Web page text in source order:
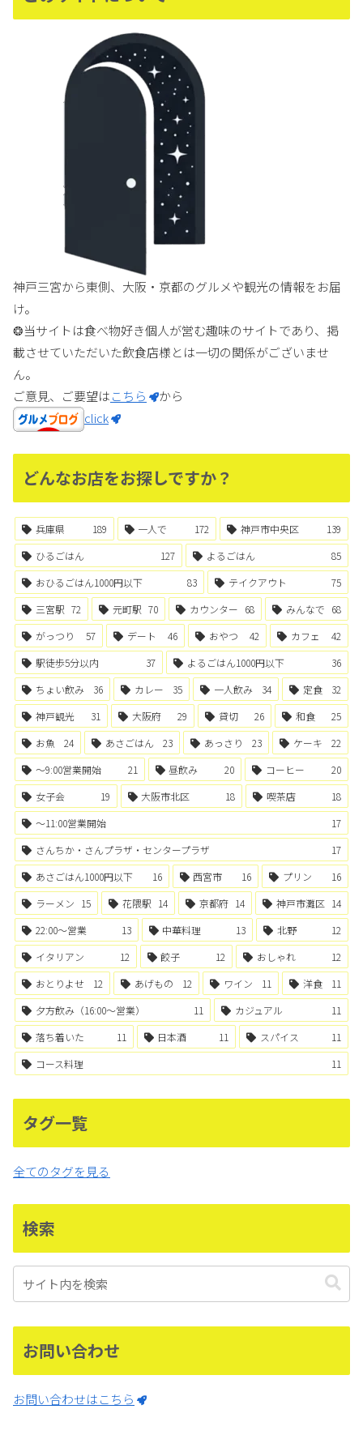
神戸三宮から東側、大阪・京都のグルメや観光の情報をお届
け。
❂当サイトは食べ物好き個人が営む趣味のサイトであり、掲
載させていただいた飲食店様とは一切の関係がございませ
ん。
ご意見、ご要望はこちら
から
click
どんなお店をお探しですか？
兵庫県 189 一人で 172 神戸市中央区
139
ひるごはん
127 よるごはん
85
おひるごはん1000円以下
83 テイクアウト
75
三宮駅 72 元町駅 70 カウンター 68 みんなで 68
がっつり
57 デート 46 おやつ 42 カフェ
42
駅徒歩5分以内
37 よるごはん1000円以下
36
ちょい飲み
36 カレー 35 一人飲み 34 定食
32
神戸観光
31 大阪府 29 貸切 26 和食
25
お魚
24 あさごはん 23 あっさり 23 ケーキ
22
〜9:00営業開始
21 昼飲み 20 コーヒー
20
女子会
19 大阪市北区 18 喫茶店
18
〜11:00営業開始
17
さんちか・さんプラザ・センタープラザ
17
あさごはん1000円以下
16 西宮市 16 プリン
16
ラーメン 15 花隈駅 14 京都府 14 神戸市灘区 14
22:00〜営業
13 中華料理 13 北野
12
イタリアン
12 餃子 12 おしゃれ
12
おとりよせ
12 あげもの 12 ワイン 11 洋食
11
夕方飲み（16:00〜営業）
11 カジュアル
11
落ち着いた
11 日本酒 11 スパイス
11
コース料理
11
タグ一覧
全てのタグを見る
検索
お問い合わせ
お問い合わせはこちら